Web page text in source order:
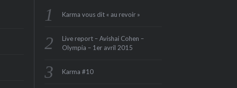
Karma vous dit « au revoir »
Live report – Avishai Cohen –
Olympia – 1er avril 2015
Karma #10